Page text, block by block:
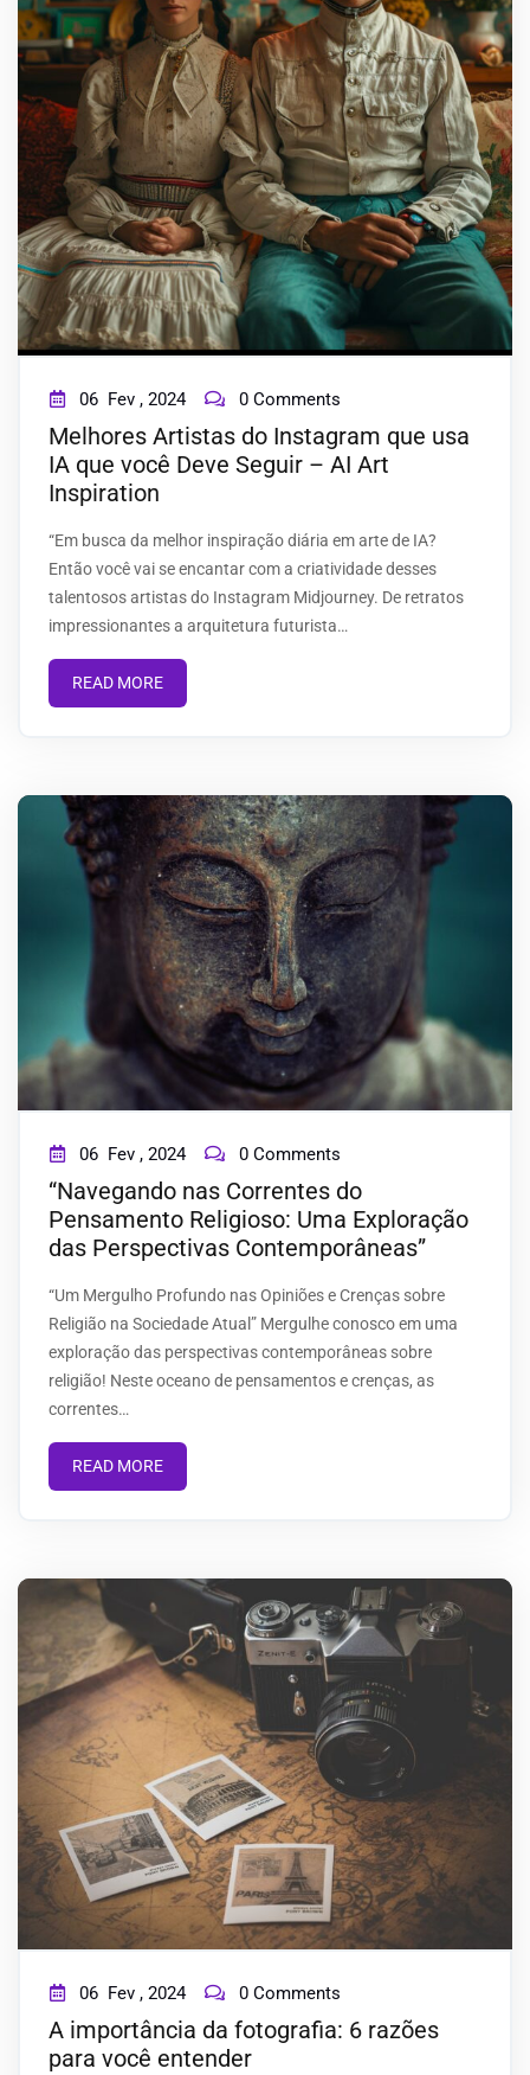
BLOG
CONTACT
06 Fev , 2024 0 Comments
Melhores Artistas do Instagram que usa
IA que você Deve Seguir – AI Art
Inspiration
“Em busca da melhor inspiração diária em arte de IA?
Então você vai se encantar com a criatividade desses
talentosos artistas do Instagram Midjourney. De retratos
impressionantes a arquitetura futurista…
READ MORE
06 Fev , 2024 0 Comments
“Navegando nas Correntes do
Pensamento Religioso: Uma Exploração
das Perspectivas Contemporâneas”
“Um Mergulho Profundo nas Opiniões e Crenças sobre
Religião na Sociedade Atual” Mergulhe conosco em uma
exploração das perspectivas contemporâneas sobre
religião! Neste oceano de pensamentos e crenças, as
correntes…
READ MORE
06 Fev , 2024 0 Comments
A importância da fotografia: 6 razões
para você entender